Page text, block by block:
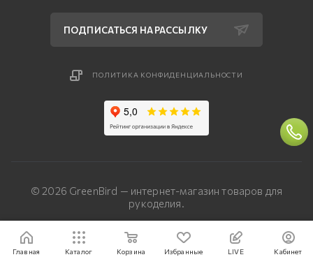
ПОДПИСАТЬСЯ НА РАССЫЛКУ
ПОЛИТИКА КОНФИДЕНЦИАЛЬНОСТИ
© 2026 GreenBird — интернет-магазин товаров для
рукоделия.
Разработка сайта — «Четвертый Рим»
Главная Каталог Корзина Избранные LIVE Кабинет